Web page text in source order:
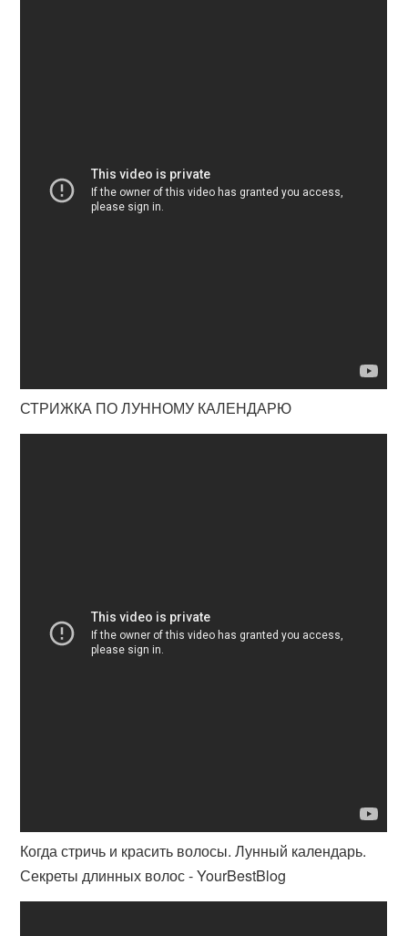
СТРИЖКА ПО ЛУННОМУ КАЛЕНДАРЮ
Когда стричь и красить волосы. Лунный календарь.
Секреты длинных волос - YourBestBlog